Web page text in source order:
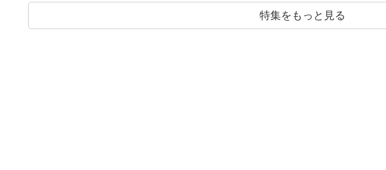
特集をもっと見る